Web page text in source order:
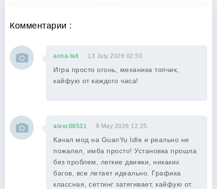
Комментарии :
anna-tati 13 July 2026 02:50
Игра просто огонь, механика топчик,
кайфую от каждого часа!
alexc88531 9 May 2026 12:25
Качал мод на GuanYu Idle и реально не
пожалел, имба просто! Установка прошла
без проблем, легкие движки, никаких
багов, все летает идеально. Графика
классная, сеттинг затягивает, кайфую от